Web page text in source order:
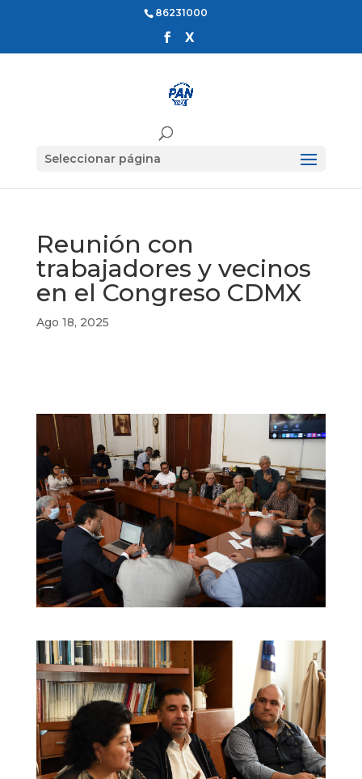
86231000
Seleccionar página
Reunión con
trabajadores y vecinos
en el Congreso CDMX
Ago 18, 2025